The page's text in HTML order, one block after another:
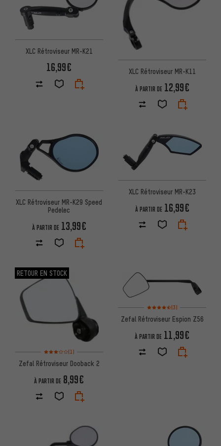
XLC Rétroviseur MR-K21
16,99€ XLC Rétroviseur MR-K11
À PARTIR DE 12,99€
XLC Rétroviseur MR-K29 Speed
Pedelec
À PARTIR DE 13,99€
XLC Rétroviseur MR-K23
À PARTIR DE 16,99€
RETOUR EN STOCK
Note moyenne : 3 sur 5 d'après 1 avis
(1)
Zefal Rétroviseur Dooback 2
À PARTIR DE 8,99€
Note moyenne : 4,5 sur 5
(3)
Zefal Rétroviseur Espion Z56
À PARTIR DE 11,99€